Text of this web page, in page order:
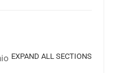
EXPAND ALL SECTIONS